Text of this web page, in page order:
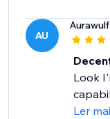
AU
Aurawulf
Look
Ler